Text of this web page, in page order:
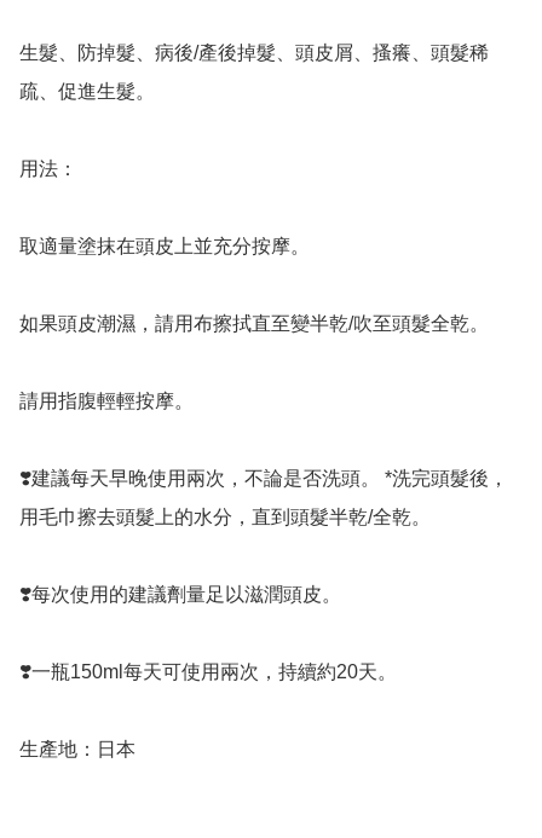
生髮、防掉髮、病後/產後掉髮、頭皮屑、搔癢、頭髮稀
疏、促進生髮。
用法：
取適量塗抹在頭皮上並充分按摩。
如果頭皮潮濕，請用布擦拭直至變半乾/吹至頭髮全乾。
請用指腹輕輕按摩。
❣️建議每天早晚使用兩次，不論是否洗頭。 *洗完頭髮後，
用毛巾擦去頭髮上的水分，直到頭髮半乾/全乾。
❣️每次使用的建議劑量足以滋潤頭皮。
❣️一瓶150ml每天可使用兩次，持續約20天。
生產地：日本